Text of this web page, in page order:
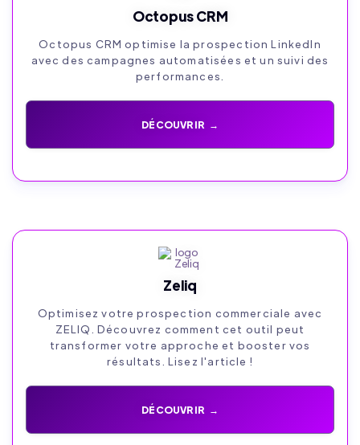
Octopus CRM
Octopus CRM optimise la prospection LinkedIn
avec des campagnes automatisées et un suivi des
performances.
DÉCOUVRIR →
Zeliq
Optimisez votre prospection commerciale avec
ZELIQ. Découvrez comment cet outil peut
transformer votre approche et booster vos
résultats. Lisez l'article !
DÉCOUVRIR →